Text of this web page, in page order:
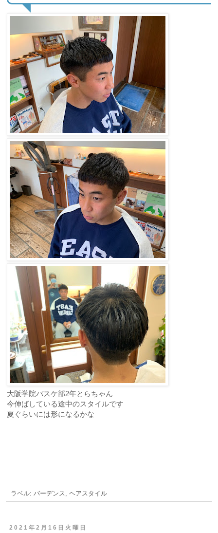
大阪学院バスケ部2年とらちゃん
今伸ばしている途中のスタイルです
夏ぐらいには形になるかな
ラベル: バーデンス, ヘアスタイル
2021年2月16日火曜日